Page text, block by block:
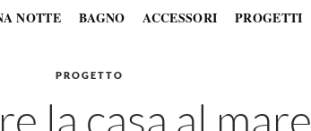
NOTTE BAGNO ACCESSORI PROGETTI
PROGETTO
la casa al mare